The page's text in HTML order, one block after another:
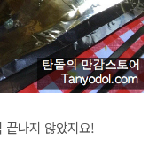
끝나지 않았지요!